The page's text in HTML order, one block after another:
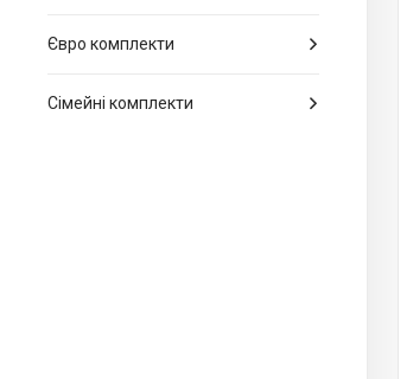
Євро комплекти
Сімейні комплекти